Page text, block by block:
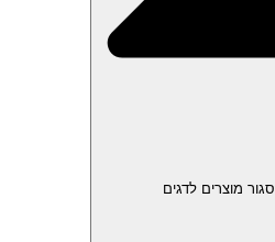
סגור מוצרים לדגים